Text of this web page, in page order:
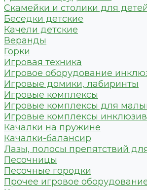
Скамейки и столики для детей
Беседки детские
Качели детские
Веранды
Горки
Игровая техника
Игровое оборудование
Игровые домики, лабиринты
Игровые комплексы
Игровые комплексы для
Игровые комплексы
Качалки на пружине
Качалки-балансир
Лазы, полосы препятствий
Песочницы
Песочные городки
Прочее игровое